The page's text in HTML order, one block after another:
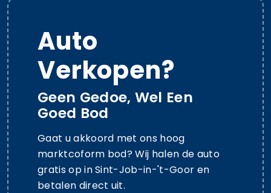
Auto
Verkopen?
Geen Gedoe, Wel Een
Goed Bod
Gaat u akkoord met ons hoog
marktcoform bod? Wij halen de auto
gratis op in Sint-Job-in-'t-Goor en
betalen direct uit.